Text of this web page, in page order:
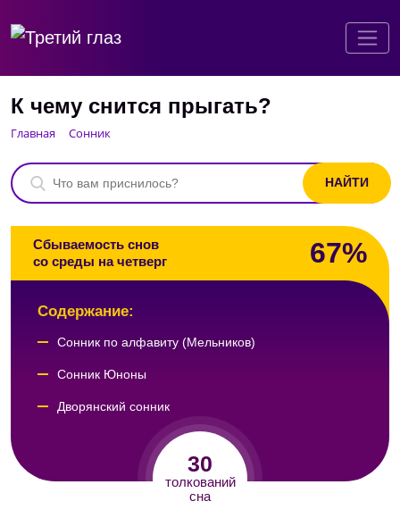
К чему снится прыгать?
Главная Сонник
Сбываемость снов
со среды на четверг
67%
30
толкований
сна
Содержание:
Сонник по алфавиту (Мельников)
Сонник Юноны
Дворянский сонник
Семейный сонник